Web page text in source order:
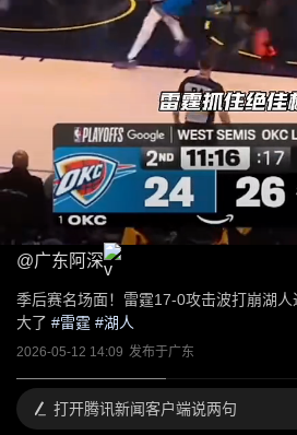
@广东阿深
季后赛名场面！雷霆17-0攻击波打崩湖
大了 #雷霆 #湖人
2026-05-12 14:09 发布于广东
打开腾讯新闻客户端说两句